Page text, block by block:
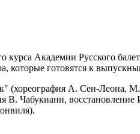
Академии Русского
которые готовятся к
(хореография А. Сен-Леона,
В. Чабукиани, восстановление